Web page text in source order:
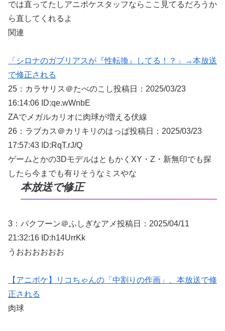
では直ってたしアニポケスタッフならここ見てるだろうか
ら直してくれるよ
関連
「シロナのガブリアスが『性転換』してる！？」→本放送
で修正される
25： カラサリス＠たべのこし投稿日：2025/03/23
16:14:06 ID:qe.wWnbE
ZAでメガルカリオに肉球が増える伏線
26： ラブカス＠カリキリのはっぱ投稿日：2025/03/23
17:57:43 ID:RqT.rJ/Q
ゲームとかの3DモデルはともかくXY・Z・新無印でも探
したら今までも有りそうなミスやな
本放送で修正
3： バクフーン＠ふしぎなアメ投稿日：2025/04/11
21:32:16 ID:h14UrrKk
うおおおおおお
【アニポケ】リコちゃんの「中割りの作画」、本放送で修
正される
肉球